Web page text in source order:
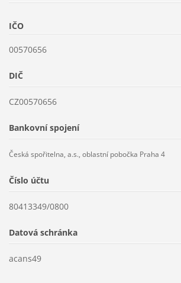
IČO
00570656
DIČ
CZ00570656
Bankovní spojení
Česká spořitelna, a.s., oblastní pobočka Praha 4
Číslo účtu
80413349/0800
Datová schránka
acans49